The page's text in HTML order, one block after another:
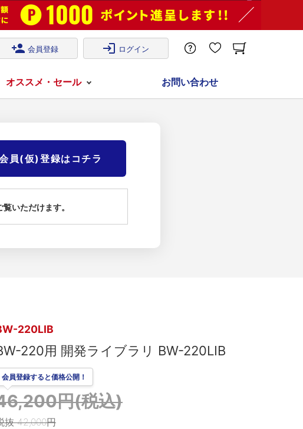
person_add 会員登録 login ログイン
オススメ・セール お問い合わせ
員(仮)登録はコチラ
覧いただけます。
220LIB
220用 開発ライブラリ BW-220LIB
円(税込)
会員登録すると価格公開！
抜 42,000円